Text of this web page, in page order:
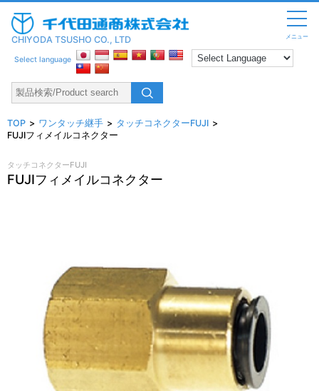
メニュー
CHIYODA TSUSHO CO., LTD
Select language
TOP ワンタッチ継手
タッチコネクターFUJI
FUJIフィメイルコネクター
タッチコネクターFUJI
FUJIフィメイルコネクター